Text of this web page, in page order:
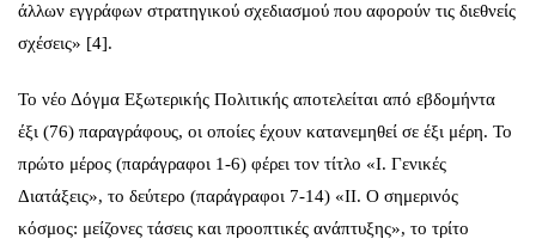
άλλων εγγράφων στρατηγικού σχεδιασμού που αφορούν τις διεθνείς
σχέσεις» [4].
Το νέο Δόγμα Εξωτερικής Πολιτικής αποτελείται από εβδομήντα
έξι (76) παραγράφους, οι οποίες έχουν κατανεμηθεί σε έξι μέρη. Το
πρώτο μέρος (παράγραφοι 1-6) φέρει τον τίτλο «Ι. Γενικές
Διατάξεις», το δεύτερο (παράγραφοι 7-14) «ΙΙ. Ο σημερινός
κόσμος: μείζονες τάσεις και προοπτικές ανάπτυξης», το τρίτο